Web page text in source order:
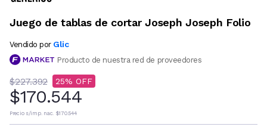
Juego de tablas de cortar Joseph Joseph Folio
Vendido por Glic
Producto de nuestra red de proveedores
$227.392 25
$170.544
Precio s/imp. nac. $170.544